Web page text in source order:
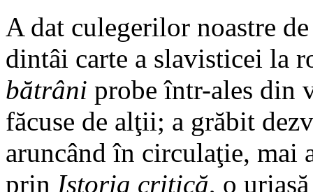
A dat culegerilor noastre
dintâi carte a slavisticei la
bătrâni probe într-ales din
făcuse de alţii; a grăbit
aruncând în circulaţie, mai
prin Istoria critică, o